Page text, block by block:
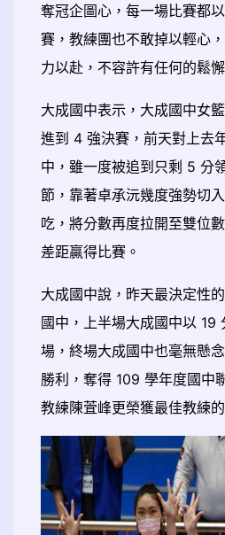
奪冠企圖心，每一場比賽都
賽，教練團也不敢掉以輕心
力以赴，不容許有任何的鬆懈
大成國中表示，大成國中女
進到 4 強決賽，前天對上去
中，雖一度被追到只剩 5 分
節，靠著卓承沅幾度強勢切
吃，將分數再度拉開至雙位
差距贏得比賽。
大成國中說，昨天最決定性
國中，上半場大成國中以 19
場，終場大成國中也毫無懸
勝利，奪得 109 學年度國中
教練陳萓峰更榮獲最佳教練